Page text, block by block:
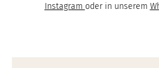
Instagram oder in unserem